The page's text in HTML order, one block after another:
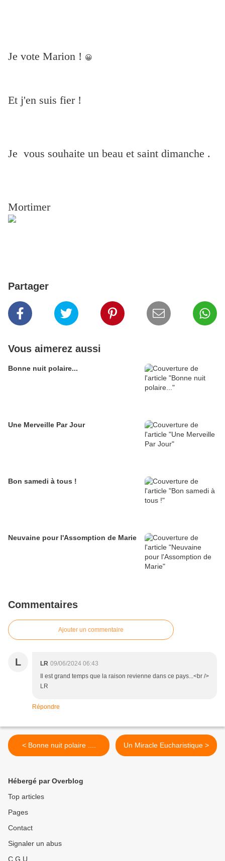
Je vote Marion ! 😀
Et j'en suis fier !
Je vous souhaite un beau et saint dimanche .
Mortimer
Partager
Vous aimerez aussi
Bonne nuit polaire...
Une Merveille Par Jour
Bon samedi à tous !
Neuvaine pour l'Assomption de Marie
Commentaires
Ajouter un commentaire
L LR 09/06/2024 06:43
Il est grand temps que la raison revienne dans ce pays...<br />
LR
Répondre
< Bonne nuit polaire .... Un Miracle Eucharistique >
Hébergé par Overblog
Top articles
Pages
Contact
Signaler un abus
C.G.U.